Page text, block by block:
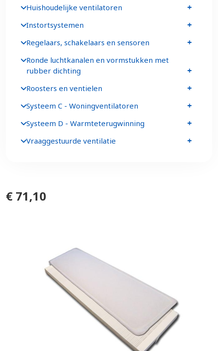
€ 71,10
Huishoudelijke ventilatoren
Instortsystemen
Regelaars, schakelaars en sensoren
Ronde luchtkanalen en vormstukken met
rubber dichting
Roosters en ventielen
Systeem C - Woningventilatoren
Systeem D - Warmteterugwinning
Vraaggestuurde ventilatie